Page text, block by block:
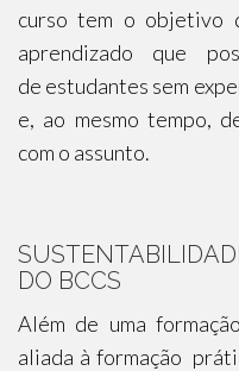
curso tem o objetivo
aprendizado que
de estudantes sem
e, ao mesmo tempo,
com o assunto.
DO BCCS
Além de uma
aliada à formação